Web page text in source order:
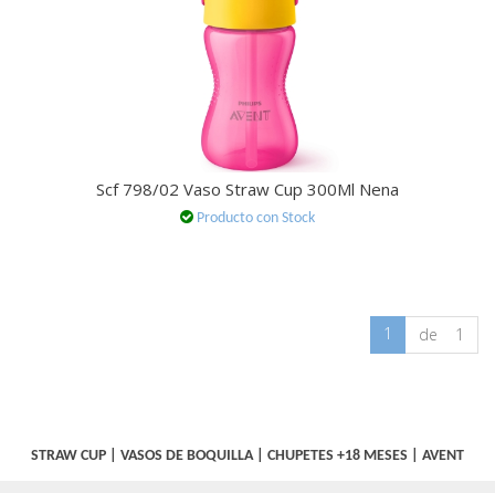
Scf 798/02 Vaso Straw Cup 300Ml Nena
Producto con Stock
1 de 1
STRAW CUP VASOS DE BOQUILLA CHUPETES +18 MESES AVENT